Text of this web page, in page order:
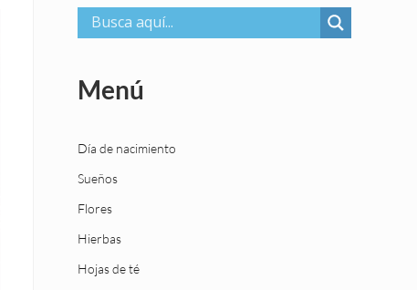
Menú
Día de nacimiento
Sueños
Flores
Hierbas
Hojas de té